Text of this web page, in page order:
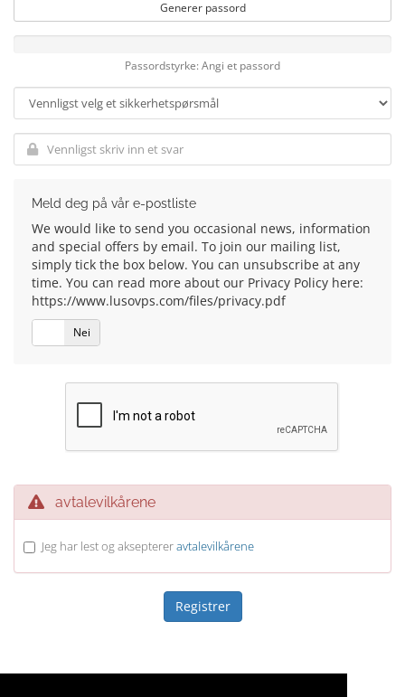
Generer passord
Passordstyrke: Angi et passord
Meld deg på vår e-postliste
We would like to send you occasional news, information
and special offers by email. To join our mailing list,
simply tick the box below. You can unsubscribe at any
time. You can read more about our Privacy Policy here:
https://www.lusovps.com/files/privacy.pdf
Nei
avtalevilkårene
Jeg har lest og akseptereravtalevilkårene